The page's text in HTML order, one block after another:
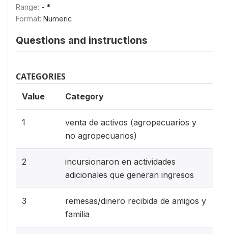
Range: - *
Format: Numeric
Questions and instructions
CATEGORIES
Value Category
1
venta de activos (agropecuarios y
no agropecuarios)
2
incursionaron en actividades
adicionales que generan ingresos
3
remesas/dinero recibida de amigos y
familia